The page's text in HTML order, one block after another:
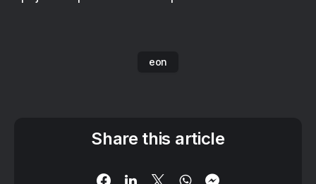
eon
Share this article